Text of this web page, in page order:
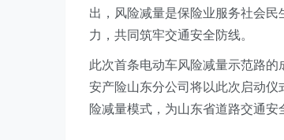
出，风险减量是保险业服务社会
力，共同筑牢交通安全防线。
此次首条电动车风险减量示范路的
安产险山东分公司将以此次启动仪
险减量模式，为山东省道路交通安